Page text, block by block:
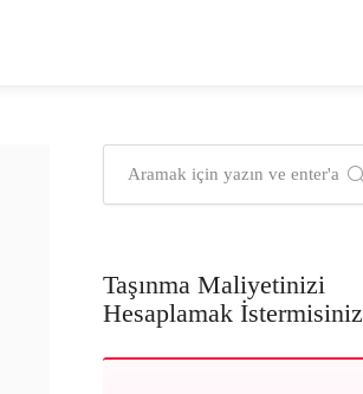
Taşınma Maliyetinizi
Hesaplamak İstermisiniz